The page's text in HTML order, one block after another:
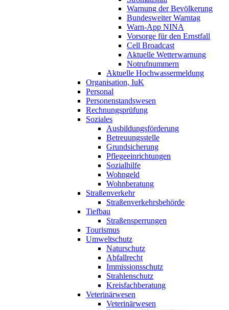
Warnung der Bevölkerung
Bundesweiter Warntag
Warn-App NINA
Vorsorge für den Ernstfall
Cell Broadcast
Aktuelle Wetterwarnung
Notrufnummern
Aktuelle Hochwassermeldung
Organisation, IuK
Personal
Personenstandswesen
Rechnungsprüfung
Soziales
Ausbildungsförderung
Betreuungsstelle
Grundsicherung
Pflegeeinrichtungen
Sozialhilfe
Wohngeld
Wohnberatung
Straßenverkehr
Straßenverkehrsbehörde
Tiefbau
Straßensperrungen
Tourismus
Umweltschutz
Naturschutz
Abfallrecht
Immissionsschutz
Strahlenschutz
Kreisfachberatung
Veterinärwesen
Veterinärwesen